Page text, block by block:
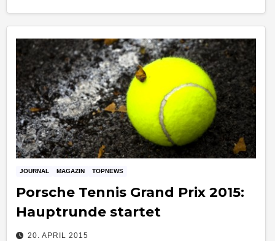
JOURNAL MAGAZIN TOPNEWS
Porsche Tennis Grand Prix 2015:
Hauptrunde startet
20. APRIL 2015